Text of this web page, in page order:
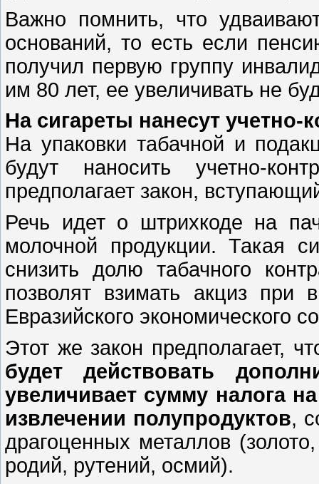
Важно помнить, что
оснований, то есть если
получил первую группу
им 80 лет, ее увеличивать не
На сигареты нанесут
На упаковки табачной и
будут наносить учетно-
предполагает закон,
Речь идет о штрихкоде на
молочной продукции. Такая
снизить долю табачного
позволят взимать акциз при
Евразийского экономического
Этот же закон предполагает,
будет действовать
увеличивает сумму налога
извлечении полупродуктов,
драгоценных металлов
родий, рутений, осмий).